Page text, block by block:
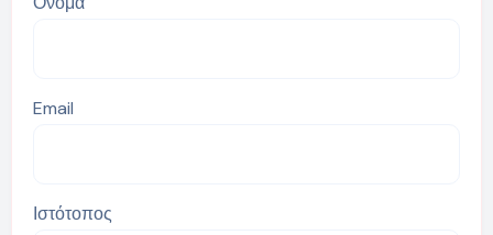
Email
Ιστότοπος